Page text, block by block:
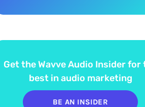
Get the Wavve Audio Insider for
best in audio marketing
BE AN INSIDER